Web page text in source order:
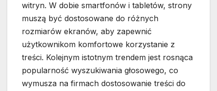
witryn. W dobie smartfonów i tabletów, strony
muszą być dostosowane do różnych
rozmiarów ekranów, aby zapewnić
użytkownikom komfortowe korzystanie z
treści. Kolejnym istotnym trendem jest rosnąca
popularność wyszukiwania głosowego, co
wymusza na firmach dostosowanie treści do